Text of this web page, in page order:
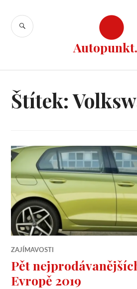
obsahu
HLEDAT
Štítek:
ZAJÍMAVOSTI
Pět
Evropě 2019